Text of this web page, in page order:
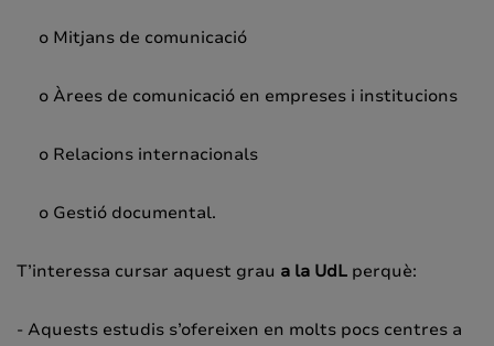
o Mitjans de comunicació
o Àrees de comunicació en empreses i institucions
o Relacions internacionals
o Gestió documental.
T’interessa cursar aquest grau a la UdL perquè:
- Aquests estudis s’ofereixen en molts pocs centres a